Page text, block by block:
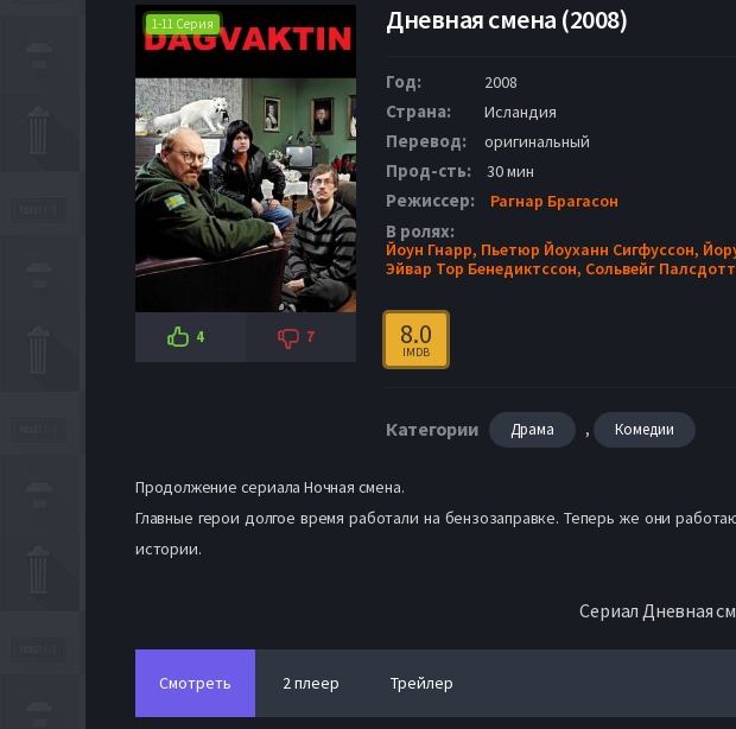
1-11 Серия
4 7
Дневная смена (2008)
Год: 2008
Страна: Исландия
Перевод: оригинальный
Прод-сть: 30 мин
Режиссер: Рагнар Брагасон
В ролях:
Йоун Гнарр, Пьетюр Йоуханн Сигфуссон,
Эйвар Тор Бенедиктссон, Сольвейг
8.0
IMDB
Категории Драма , Комедии
Продолжение сериала Ночная смена.
Главные герои долгое время работали на бензозаправке. Теперь же они
истории.
Сериал Дневная
Смотреть 2 плеер Трейлер